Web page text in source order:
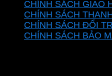
CHÍNH SÁCH GIAO
CHÍNH SÁCH
CHÍNH SÁCH ĐỔI
CHÍNH SÁCH BẢO